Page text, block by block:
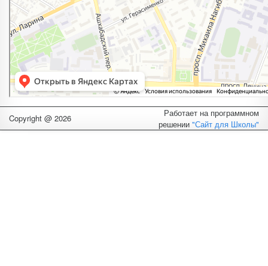
Copyright @ 2026
Работает на программном
решении "Сайт для Школы"